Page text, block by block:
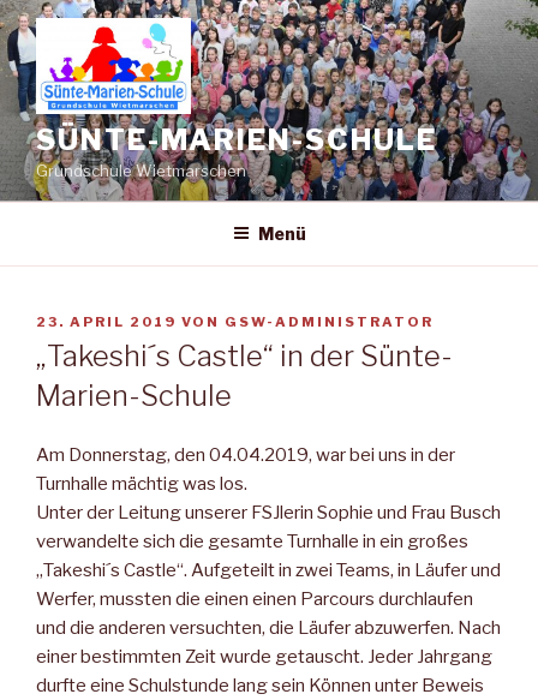
Zum
Inhalt
springen
SÜNTE-MARIEN-SCHULE
Grundschule Wietmarschen
Menü
VERÖFFENTLICHT
AM
23. APRIL 2019 VON GSW-ADMINISTRATOR
„Takeshi´s Castle“ in der Sünte-
Marien-Schule
Am Donnerstag, den 04.04.2019, war bei uns in der
Turnhalle mächtig was los.
Unter der Leitung unserer FSJlerin Sophie und Frau Busch
verwandelte sich die gesamte Turnhalle in ein großes
„Takeshi´s Castle“. Aufgeteilt in zwei Teams, in Läufer und
Werfer, mussten die einen einen Parcours durchlaufen
und die anderen versuchten, die Läufer abzuwerfen. Nach
einer bestimmten Zeit wurde getauscht. Jeder Jahrgang
durfte eine Schulstunde lang sein Können unter Beweis